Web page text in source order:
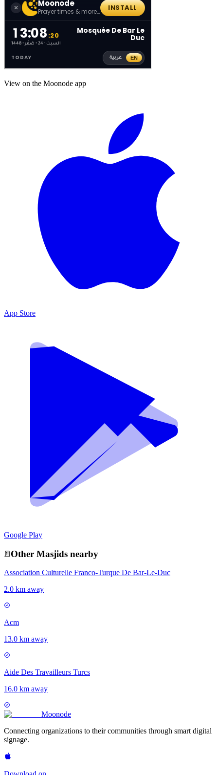
View on the Moonode app
App Store
Google Play
Other Masjids nearby
Association Culturelle Franco-Turque De Bar-Le-Duc
2.0 km away
Acm
13.0 km away
Aide Des Travailleurs Turcs
16.0 km away
Moonode
Connecting organizations to their communities through smart digital
signage.